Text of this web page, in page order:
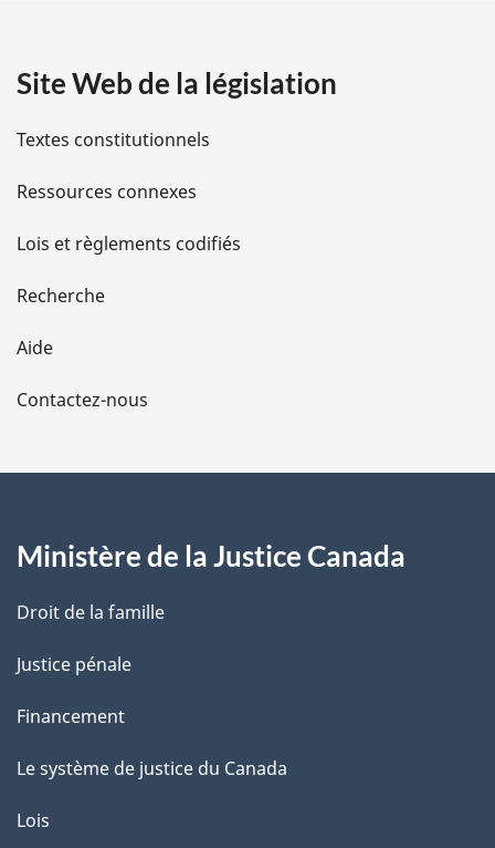
i
l
s
d
e
l
a
e
Site Web de la législation
Textes constitutionnels
Ressources connexes
Lois et règlements codifiés
Recherche
Aide
Contactez-nous
Ministère de la Justice Canada
Droit de la famille
Justice pénale
Financement
Le système de justice du Canada
Lois